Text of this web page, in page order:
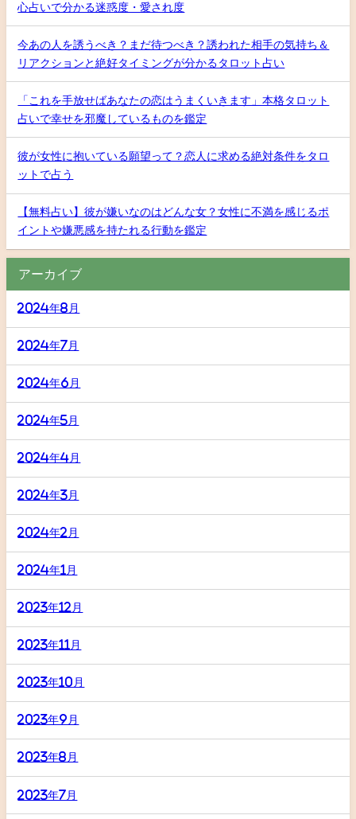
心占いで分かる迷惑度・愛され度
今あの人を誘うべき？まだ待つべき？誘われた相手の気持ち＆
リアクションと絶好タイミングが分かるタロット占い
「これを手放せばあなたの恋はうまくいきます」本格タロット
占いで幸せを邪魔しているものを鑑定
彼が女性に抱いている願望って？恋人に求める絶対条件をタロ
ットで占う
【無料占い】彼が嫌いなのはどんな女？女性に不満を感じるポ
イントや嫌悪感を持たれる行動を鑑定
アーカイブ
2024年8月
2024年7月
2024年6月
2024年5月
2024年4月
2024年3月
2024年2月
2024年1月
2023年12月
2023年11月
2023年10月
2023年9月
2023年8月
2023年7月